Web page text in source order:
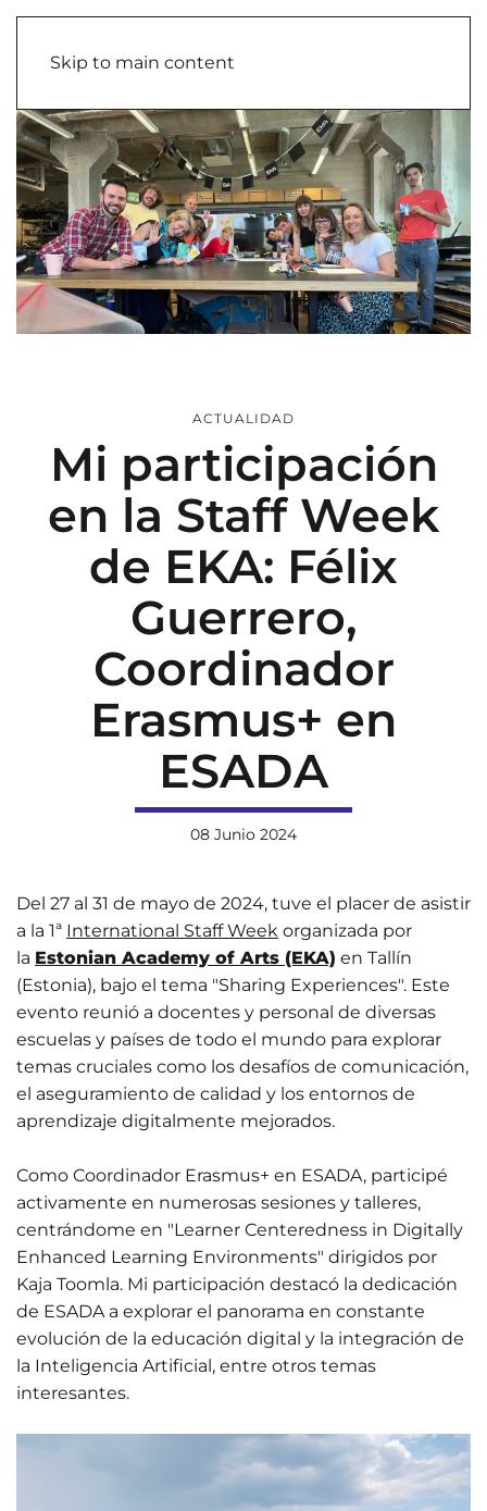
Skip to main content
ACTUALIDAD
Mi participación
en la Staff Week
de EKA: Félix
Guerrero,
Coordinador
Erasmus+ en
ESADA
08 Junio 2024
Del 27 al 31 de mayo de 2024, tuve el placer de asistir
a la 1ª International Staff Week organizada por
la Estonian Academy of Arts (EKA) en Tallín
(Estonia), bajo el tema "Sharing Experiences". Este
evento reunió a docentes y personal de diversas
escuelas y países de todo el mundo para explorar
temas cruciales como los desafíos de comunicación,
el aseguramiento de calidad y los entornos de
aprendizaje digitalmente mejorados.
Como Coordinador Erasmus+ en ESADA, participé
activamente en numerosas sesiones y talleres,
centrándome en "Learner Centeredness in Digitally
Enhanced Learning Environments" dirigidos por
Kaja Toomla. Mi participación destacó la dedicación
de ESADA a explorar el panorama en constante
evolución de la educación digital y la integración de
la Inteligencia Artificial, entre otros temas
interesantes.